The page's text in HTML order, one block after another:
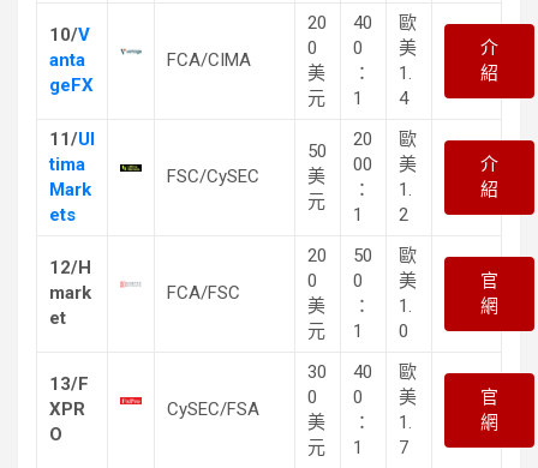
10/V
anta
geFX
FCA/CIMA
20
0
美
元
40
0
：
1
歐
美
1.
4
介
紹
11/Ul
tima
Mark
ets
FSC/CySEC
50
美
元
20
00
：
1
歐
美
1.
2
介
紹
12/H
mark
et
FCA/FSC
20
0
美
元
50
0
：
1
歐
美
1.
0
官
網
13/F
XPR
O
CySEC/FSA
30
0
美
元
40
0
：
1
歐
美
1.
7
官
網